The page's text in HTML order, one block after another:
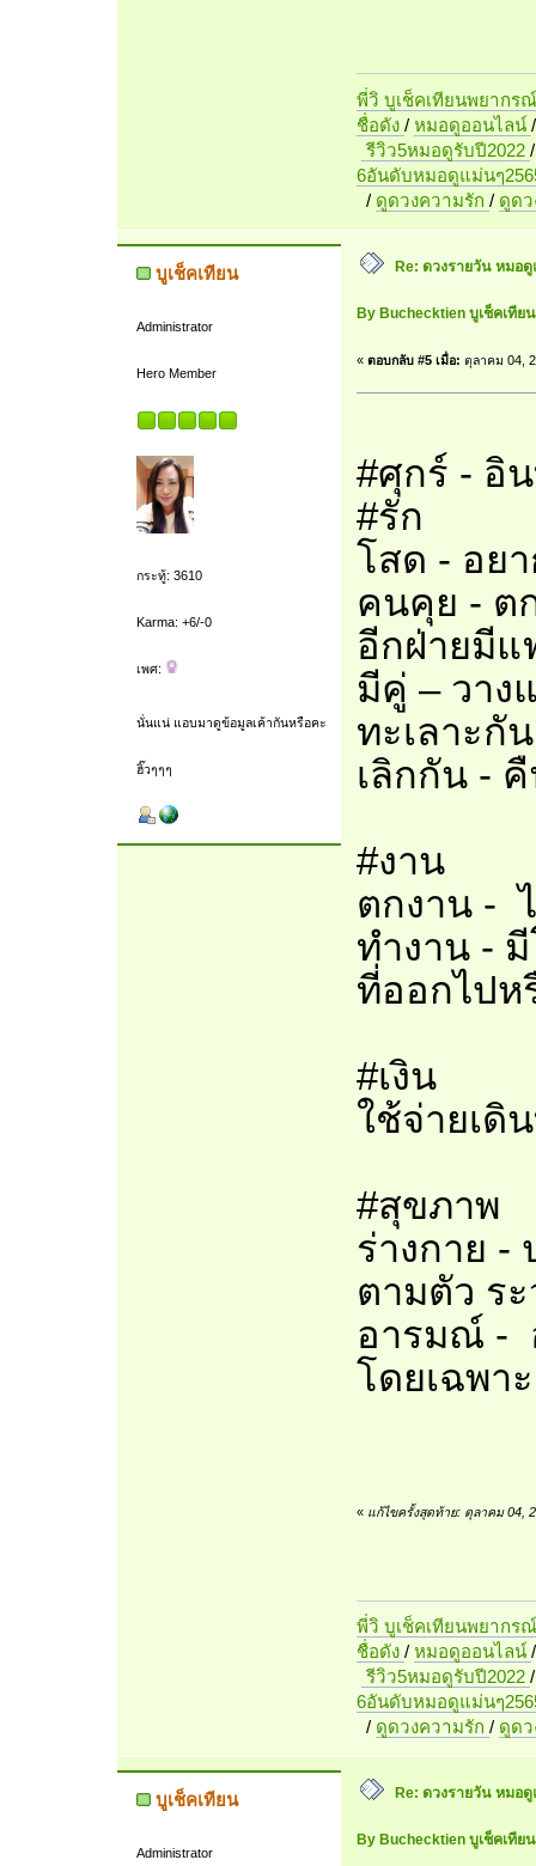
พี่วิ บูเช็คเทียนพยากร
ชื่อดัง / หมอดูออนไลน์
รีวิว5หมอดูรับปี2022
6อันดับหมอดูแม่นๆ
/ ดูดวงความรัก / ดูด
บูเช็คเทียน
Administrator
Hero Member
กระทู้: 3610
Karma: +6/-0
เพศ:
นั่นแน่ แอบมาดูข้อมูลเค้ากันหรือคะ
ฮิ๊วๆๆๆ
Re: ดวงรายวัน หมอ
By Buchecktien บูเช็คเที
« ตอบกลับ #5 เมื่อ: ตุลาคม 04,
#ศุกร์ - อิ
#รัก
โสด - อย
คนคุย - ต
อีกฝ่ายมี
มีคู่ – วาง
ทะเลาะกั
เลิกกัน -
#งาน
ตกงาน -
ทำงาน -
ที่ออกไปห
#เงิน
ใช้จ่ายเดิ
#สุขภาพ
ร่างกาย -
ตามตัว ร
อารมณ์ -
โดยเฉพา
« แก้ไขครั้งสุดท้าย: ตุลาคม 04,
พี่วิ บูเช็คเทียนพยากร
ชื่อดัง / หมอดูออนไลน์
รีวิว5หมอดูรับปี2022
6อันดับหมอดูแม่นๆ
/ ดูดวงความรัก / ดูด
บูเช็คเทียน
Administrator
Re: ดวงรายวัน หมอ
By Buchecktien บูเช็คเที